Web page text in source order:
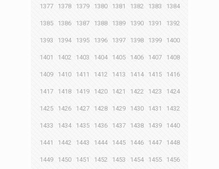
1377 1378 1379 1380 1381 1382 1383 1384
1385 1386 1387 1388 1389 1390 1391 1392
1393 1394 1395 1396 1397 1398 1399 1400
1401 1402 1403 1404 1405 1406 1407 1408
1409 1410 1411 1412 1413 1414 1415 1416
1417 1418 1419 1420 1421 1422 1423 1424
1425 1426 1427 1428 1429 1430 1431 1432
1433 1434 1435 1436 1437 1438 1439 1440
1441 1442 1443 1444 1445 1446 1447 1448
1449 1450 1451 1452 1453 1454 1455 1456